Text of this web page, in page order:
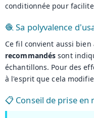
conditionnée pour
🧶 Sa polyvalence
Ce fil convient aussi bien
recommandés sont
échantillons. Pour des
à l'esprit que cela
📋 Conseil de prise en